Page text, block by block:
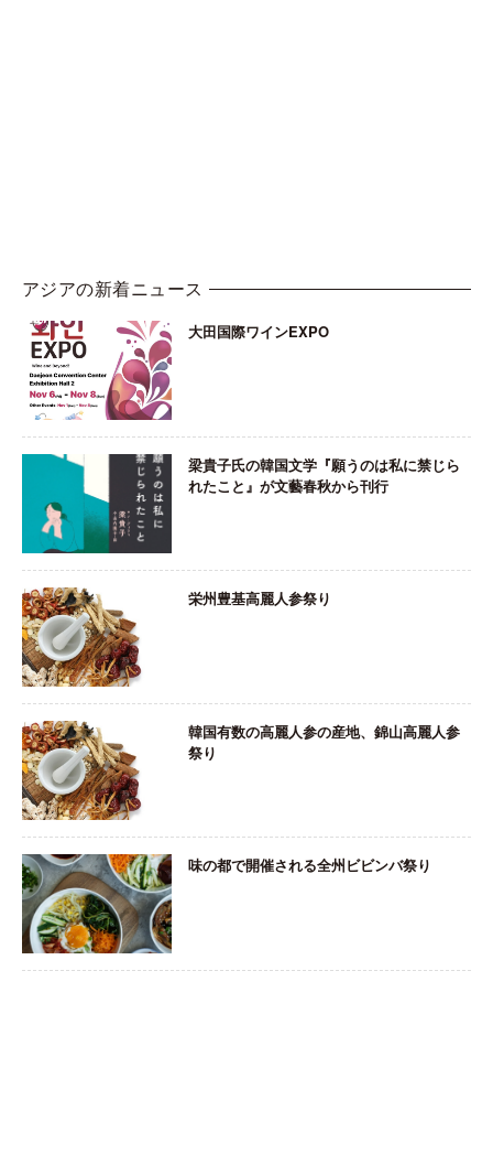
アジアの新着ニュース
大田国際ワインEXPO
梁貴子氏の韓国文学『願うのは私に禁じら
れたこと』が文藝春秋から刊行
栄州豊基高麗人参祭り
韓国有数の高麗人参の産地、錦山高麗人参
祭り
味の都で開催される全州ビビンバ祭り